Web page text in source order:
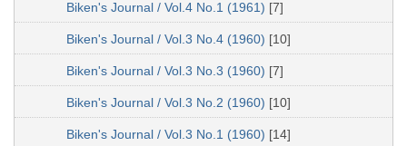
Biken's Journal / Vol.4 No.1 (1961) [7]
Biken's Journal / Vol.3 No.4 (1960) [10]
Biken's Journal / Vol.3 No.3 (1960) [7]
Biken's Journal / Vol.3 No.2 (1960) [10]
Biken's Journal / Vol.3 No.1 (1960) [14]